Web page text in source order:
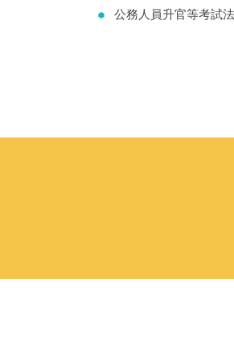
公務人員升官等考試法